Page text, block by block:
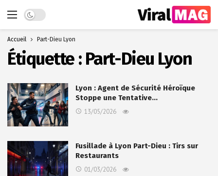
Dark mode
Accueil Part-Dieu Lyon
Étiquette : Part-Dieu Lyon
Lyon : Agent de Sécurité Héroïque
Stoppe une Tentative…
13/05/2026
Fusillade à Lyon Part-Dieu : Tirs sur
Restaurants
01/03/2026